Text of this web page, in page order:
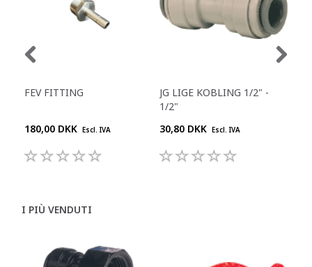
FEV FITTING
180,00 DKK Escl. IVA
JG LIGE KOBLING 1/2" -
1/2"
30,80 DKK Escl. IVA
I PIÙ VENDUTI